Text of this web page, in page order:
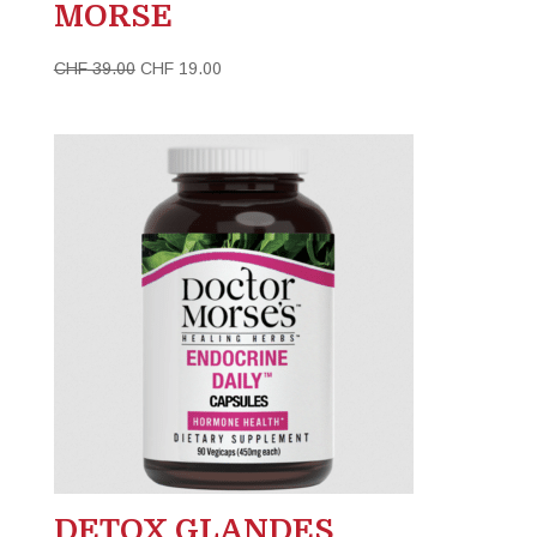
MORSE
CHF39.00 Le
était :
CHF 39.00.
CHF19.00Le
CHF 19.00.